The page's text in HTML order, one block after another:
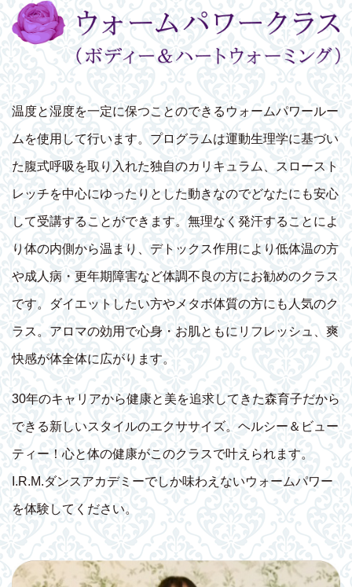
温度と湿度を一定に保つことのできるウォームパワールー
ムを使用して行います。プログラムは運動生理学に基づい
た腹式呼吸を取り入れた独自のカリキュラム、スロースト
レッチを中心にゆったりとした動きなのでどなたにも安心
して受講することができます。無理なく発汗することによ
り体の内側から温まり、デトックス作用により低体温の方
や成人病・更年期障害など体調不良の方にお勧めのクラス
です。ダイエットしたい方やメタボ体質の方にも人気のク
ラス。アロマの効用で心身・お肌ともにリフレッシュ、爽
快感が体全体に広がります。
30年のキャリアから健康と美を追求してきた森育子だから
できる新しいスタイルのエクササイズ。ヘルシー＆ビュー
ティー！心と体の健康がこのクラスで叶えられます。
I.R.M.ダンスアカデミーでしか味わえないウォームパワー
を体験してください。